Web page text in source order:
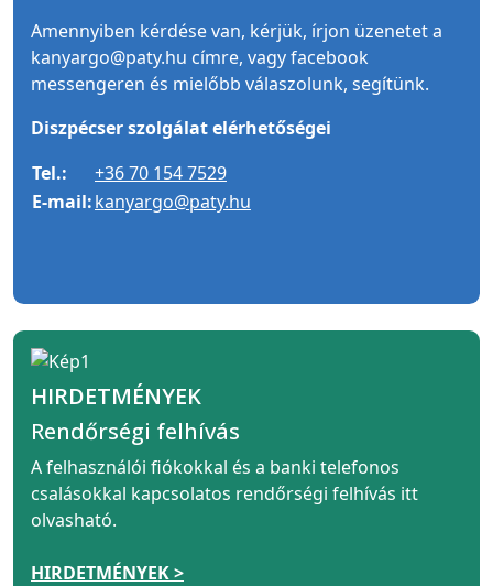
Amennyiben kérdése van, kérjük, írjon üzenetet a
kanyargo@paty.hu címre, vagy facebook
messengeren és mielőbb válaszolunk, segítünk.
Diszpécser szolgálat elérhetőségei
Tel.:
+36 70 154 7529
E-mail:kanyargo@paty.hu
HIRDETMÉNYEK
Rendőrségi felhívás
A felhasználói fiókokkal és a banki telefonos
csalásokkal kapcsolatos rendőrségi felhívás itt
olvasható.
HIRDETMÉNYEK >